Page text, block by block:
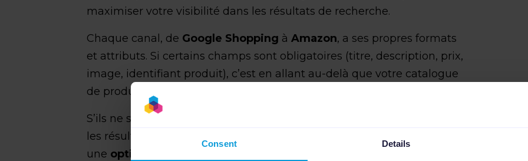
Consent Details
maximiser votre visibilité dans les résultats de recherche.
Chaque canal, de Google Shopping àAmazon, a ses propres formats
et attributs. Si certains champs sont obligatoires (titre, description, prix,
image, identifiant produit), c’est en allant au-delà que votre catalogue
de produits sortira du lot.
S’ils ne sont pas optimisés, vos produits risquent d’être invisibles dans
les résultats de recherche, voire d’être rejetés par les plateformes. Avec
une optimisation catalogue